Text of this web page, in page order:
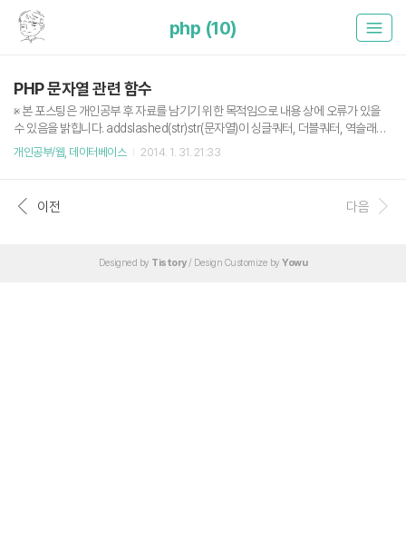
php (10)
PHP 문자열 관련 함수
※ 본 포스팅은 개인공부 후 자료를 남기기 위한 목적임으로 내용 상에 오류가 있을
수 있음을 밝힙니다. addslashed(str)str(문자열)이 싱글쿼터, 더블쿼터, 역슬래시
같은 문자열을 포함하고 있을 때 그 앞에 역슬래시 문자를 추가하여 준다. stripslas
hes(str)addslashed 사용과 같이 역슬래시 처리가 된 문자열에서 역슬래시를 제
그로 치환해준다. echo(str)입력한 문자열을 출력한다. print(str)입력한 문자열을
출력한다. printf(형식, 변수)문자열을 지정한 형식으로 변환해준다. C언어의 printf
개인공부/웹, 데이터베이스 2014. 1. 31. 21:33
이전 다음
Designed by Tistory/ Design Customize by Yowu